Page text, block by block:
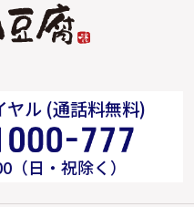
ヤル (通話料無料)
日・祝除く）